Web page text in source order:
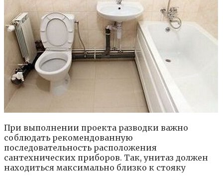
При выполнении проекта разводки важно
соблюдать рекомендованную
последовательность расположения
сантехнических приборов. Так, унитаз должен
находиться максимально близко к стояку